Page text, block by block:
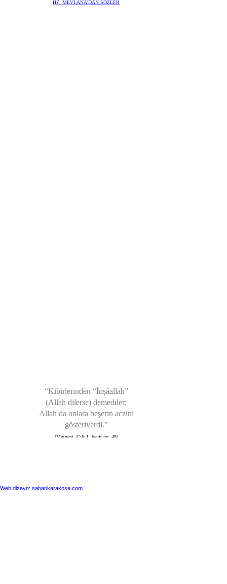
HZ. MEVLÂNÂ'DAN SÖZLER
(Allah dilerse) demediler;
Allah da onlara beşerin aczini
gösteriverdi.”
(Mesnevi, Cilt 1, beyit nu: 48)
Web dizayn: sabankarakose.com